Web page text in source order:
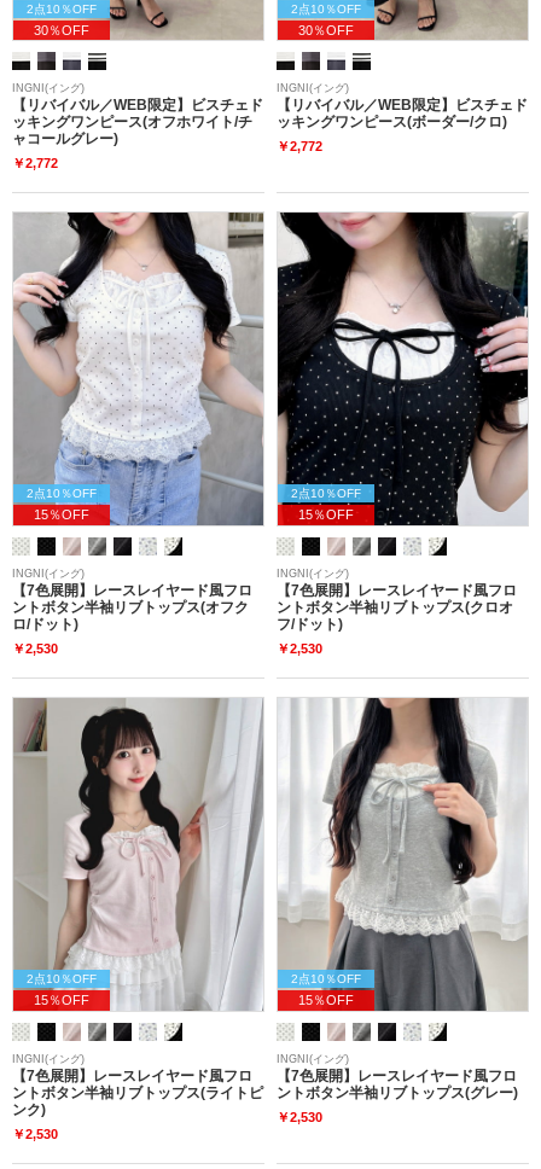
2点10％OFF
30％OFF
INGNI(イング)
【リバイバル／WEB限定】ビスチェド
ッキングワンピース(オフホワイト/チ
ャコールグレー)
￥2,772
2点10％OFF
30％OFF
INGNI(イング)
【リバイバル／WEB限定】ビスチェド
ッキングワンピース(ボーダー/クロ)
￥2,772
2点10％OFF
15％OFF
INGNI(イング)
【7色展開】レースレイヤード風フロ
ントボタン半袖リブトップス(オフク
ロ/ドット)
￥2,530
2点10％OFF
15％OFF
INGNI(イング)
【7色展開】レースレイヤード風フロ
ントボタン半袖リブトップス(クロオ
フ/ドット)
￥2,530
2点10％OFF
15％OFF
INGNI(イング)
【7色展開】レースレイヤード風フロ
ントボタン半袖リブトップス(ライトピ
ンク)
￥2,530
2点10％OFF
15％OFF
INGNI(イング)
【7色展開】レースレイヤード風フロ
ントボタン半袖リブトップス(グレー)
￥2,530